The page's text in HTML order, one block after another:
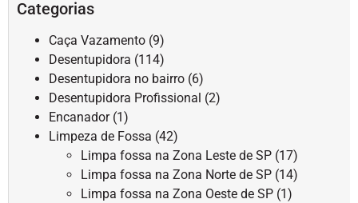
Categorias
Caça Vazamento (9)
Desentupidora (114)
Desentupidora no bairro (6)
Desentupidora Profissional (2)
Encanador(1)
Limpeza de Fossa (42)
Limpa fossa na Zona Leste de SP (17)
Limpa fossa na Zona Norte de SP (14)
Limpa fossa na Zona Oeste de SP (1)